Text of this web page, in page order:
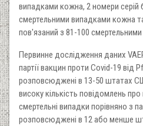
випадками кожна, 2 номери серій
смертельними випадками кожна
пов'язаний з 81-100
Первинне дослідження даних
партії вакцин проти Covid-19 від
розповсюджені в 13-50 штатах
високу кількість повідомлень про
смертельні випадки порівняно з
розповсюджені в 12 або менше